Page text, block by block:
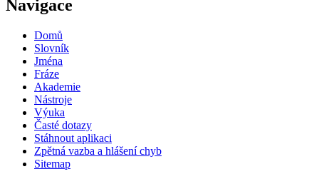
Navigace
Domů
Slovník
Jména
Fráze
Akademie
Nástroje
Výuka
Časté dotazy
Stáhnout aplikaci
Zpětná vazba a hlášení chyb
Sitemap